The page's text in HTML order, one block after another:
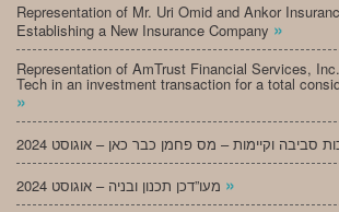
Representation of Mr. Uri Omid and Ankor
Establishing a New Insurance Company »
Representation of AmTrust Financial Services,
Tech in an investment transaction for a total
»
»